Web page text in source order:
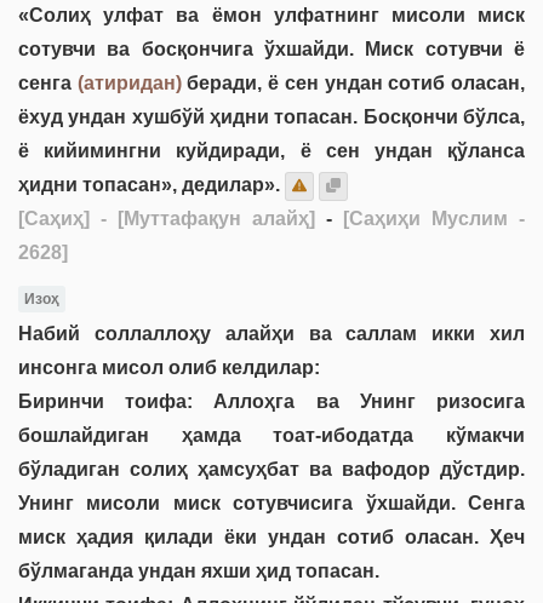
«Солиҳ улфат ва ёмон улфатнинг мисоли миск
сотувчи ва босқончига ўхшайди. Миск сотувчи ё
сенга (атиридан)беради, ё сен ундан сотиб оласан,
ёхуд ундан хушбўй ҳидни топасан. Босқончи бўлса,
ё кийимингни куйдиради, ё сен ундан қўланса
ҳидни топасан», дедилар».
[Саҳиҳ]
- [Муттафақун алайҳ] -
[Саҳиҳи Муслим -
2628]
Изоҳ
Набий соллаллоҳу алайҳи ва саллам икки хил
инсонга мисол олиб келдилар:
Биринчи тоифа: Аллоҳга ва Унинг ризосига
бошлайдиган ҳамда тоат-ибодатда кўмакчи
бўладиган солиҳ ҳамсуҳбат ва вафодор дўстдир.
Унинг мисоли миск сотувчисига ўхшайди. Сенга
миск ҳадия қилади ёки ундан сотиб оласан. Ҳеч
бўлмаганда ундан яхши ҳид топасан.